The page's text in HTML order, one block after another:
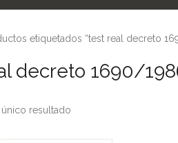
etiquetados “test real decreto
decreto 1690/
resultado